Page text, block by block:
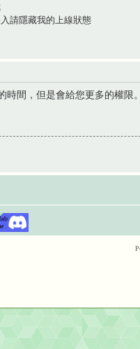
請隱藏我的上線狀態
間，但是會給您更多的權